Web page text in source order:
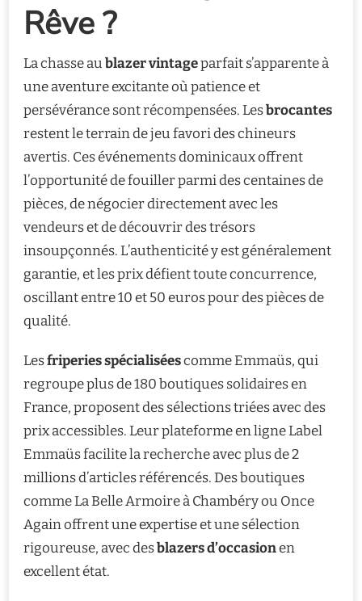
Rêve ?
La chasse aublazer vintageparfait s’apparente à
une aventure excitante où patience et
persévérance sont récompensées. Lesbrocantes
restent le terrain de jeu favori des chineurs
avertis. Ces événements dominicaux offrent
l’opportunité de fouiller parmi des centaines de
pièces, de négocier directement avec les
vendeurs et de découvrir des trésors
insoupçonnés. L’authenticité y est généralement
garantie, et les prix défient toute concurrence,
oscillant entre 10 et 50 euros pour des pièces de
qualité.
Lesfriperies spécialiséescomme Emmaüs, qui
regroupe plus de 180 boutiques solidaires en
France, proposent des sélections triées avec des
prix accessibles. Leur plateforme en ligne Label
Emmaüs facilite la recherche avec plus de 2
millions d’articles référencés. Des boutiques
comme La Belle Armoire à Chambéry ou Once
Again offrent une expertise et une sélection
rigoureuse, avec desblazers d’occasionen
excellent état.